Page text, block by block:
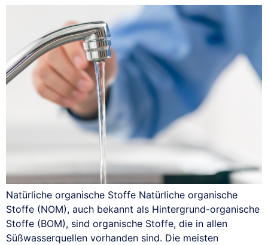
Natürliche organische Stoffe Natürliche organische
Stoffe (NOM), auch bekannt als Hintergrund-organische
Stoffe (BOM), sind organische Stoffe, die in allen
Süßwasserquellen vorhanden sind. Die meisten